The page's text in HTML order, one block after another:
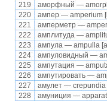
219
аморфный —
220
ампер — amperium
221
амперметр —
222
амплитуда —
223
ампула — ampulla
224
ампуловидный —
225
ампутация —
226
ампутировать —
227
амулет — crepundia
228
амуниция —